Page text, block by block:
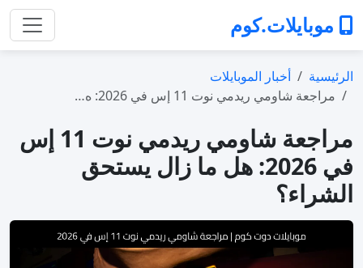
موبايلات.كوم
الرئيسية
أخبار الموبايلات
مراجعة شاومي ريدمي نوت 11 إس في 2026: ه…
مراجعة شاومي ريدمي نوت 11 إس
في 2026: هل ما زال يستحق
الشراء؟